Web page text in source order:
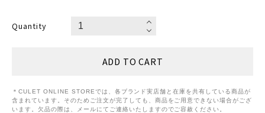
Quantity
＊CULET ONLINE STOREでは、各ブランド実店舗と在庫を共有している商品が
含まれています。そのためご注文が完了しても、商品をご用意できない場合がござ
います。欠品の際は、メールにてご連絡いたしますのでご容赦ください。